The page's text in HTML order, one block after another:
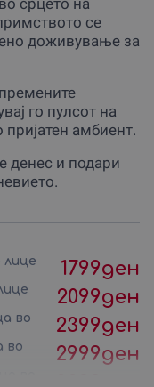
срцето на
се
доживување за
го пулсот на
амбиент.
денес и подари
лице
1799ден
2099ден
во
2399ден
во
2999ден